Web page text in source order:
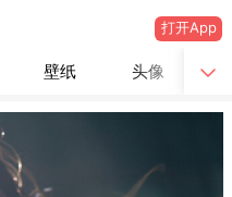
打开App
壁纸 头像